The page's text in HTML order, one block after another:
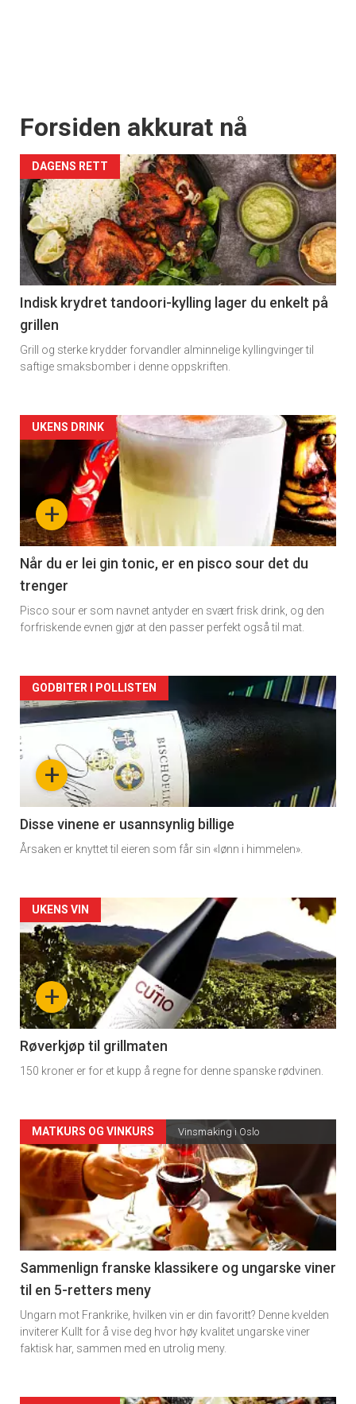
Forsiden akkurat nå
DAGENS RETT
Indisk krydret tandoori-kylling lager du enkelt på
grillen
Grill og sterke krydder forvandler alminnelige kyllingvinger til
saftige smaksbomber i denne oppskriften.
Forsiden
akkurat
nå
-
2
+
UKENS DRINK
Når du er lei gin tonic, er en pisco sour det du
trenger
Pisco sour er som navnet antyder en svært frisk drink, og den
forfriskende evnen gjør at den passer perfekt også til mat.
Forsiden
akkurat
nå
3
+
GODBITER I POLLISTEN
Disse vinene er usannsynlig billige
Årsaken er knyttet til eieren som får sin «lønn i himmelen».
Forsiden
akkurat
nå
-
4
+
UKENS VIN
Røverkjøp til grillmaten
150 kroner er for et kupp å regne for denne spanske rødvinen.
Forsiden
akkurat
nå
-
5
MATKURS OG VINKURS Vinsmaking i Oslo
Sammenlign franske klassikere og ungarske viner
til en 5-retters meny
Ungarn mot Frankrike, hvilken vin er din favoritt? Denne kvelden
inviterer Kullt for å vise deg hvor høy kvalitet ungarske viner
faktisk har, sammen med en utrolig meny.